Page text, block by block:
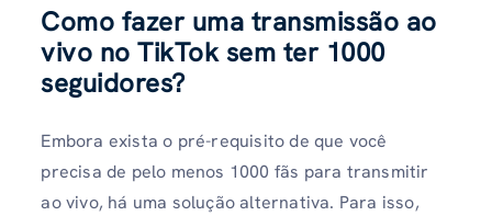
Como fazer uma transmissão ao
vivo no TikTok sem ter 1000
seguidores?
Embora exista o pré-requisito de que você
precisa de pelo menos 1000 fãs para transmitir
ao vivo, há uma solução alternativa. Para isso,